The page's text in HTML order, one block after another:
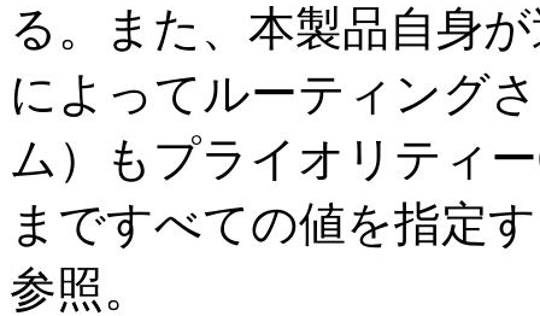
る。また、本製品自身
によってルーティング
ム）もプライオリティ
まですべての値を指定
参照。